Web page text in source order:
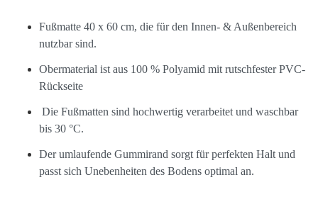
Fußmatte 40 x 60 cm, die für den Innen- & Außenbereich
nutzbar sind.
Obermaterial ist aus 100 % Polyamid mit rutschfester PVC-
Rückseite
Die Fußmatten sind hochwertig verarbeitet und waschbar
bis 30 °C.
Der umlaufende Gummirand sorgt für perfekten Halt und
passt sich Unebenheiten des Bodens optimal an.